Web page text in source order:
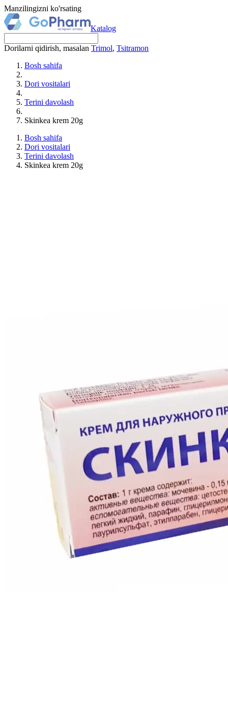
Manzilingizni ko'rsating
Katalog
Dorilarni qidirish, masalan Trimol, Tsitramon
Bosh sahifa
Dori vositalari
Terini davolash
Skinkea krem 20g
Bosh sahifa
Dori vositalari
Terini davolash
Skinkea krem 20g